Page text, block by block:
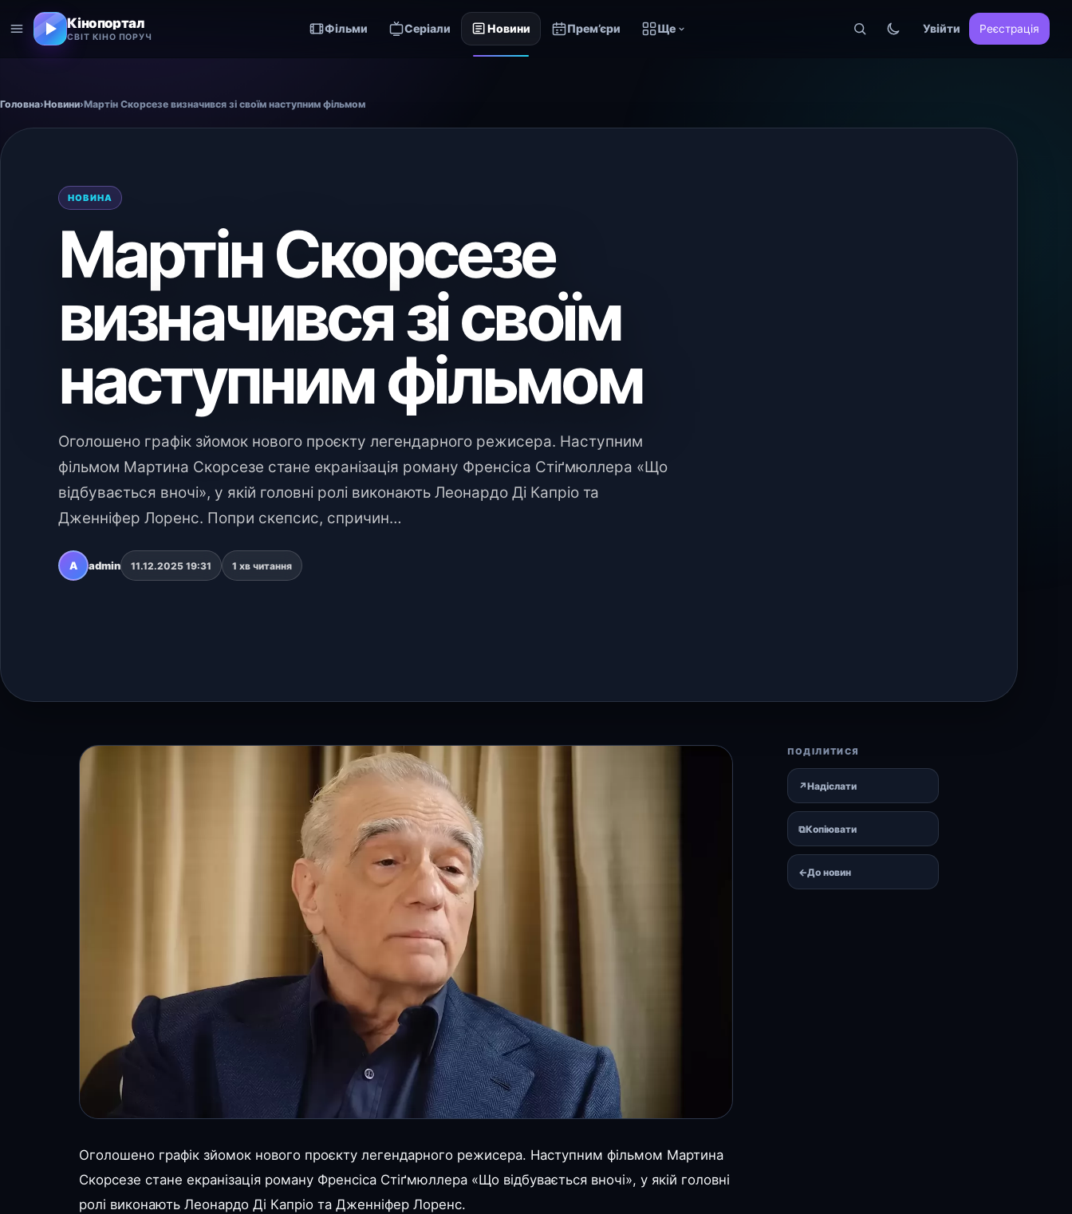
Кінопортал
СВІТ КІНО ПОРУЧ
Фільми Серіали Новини Прем’єри Ще Увійти Реєстрація
Головна›Новини›Мартін Скорсезе визначився зі своїм наступним фільмом
НОВИНА
Мартін Скорсезе
визначився зі своїм
наступним фільмом
Оголошено графік зйомок нового проєкту легендарного режисера. Наступним
фільмом Мартина Скорсезе стане екранізація роману Френсіса Стіґмюллера «Що
відбувається вночі», у якій головні ролі виконають Леонардо Ді Капріо та
Дженніфер Лоренс. Попри скепсис, спричин…
A admin 11.12.2025 19:31 1 хв читання
Оголошено графік зйомок нового проєкту легендарного режисера. Наступним фільмом Мартина
Скорсезе стане екранізація роману Френсіса Стіґмюллера «Що відбувається вночі», у якій головні
ролі виконають Леонардо Ді Капріо та Дженніфер Лоренс.
ПОДІЛИТИСЯ
↗Надіслати
⧉Копіювати
←До новин